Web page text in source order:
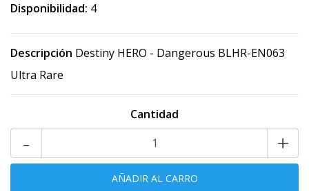
Disponibilidad: 4
Descripción Destiny HERO - Dangerous BLHR-EN063
Ultra Rare
Cantidad
+
-